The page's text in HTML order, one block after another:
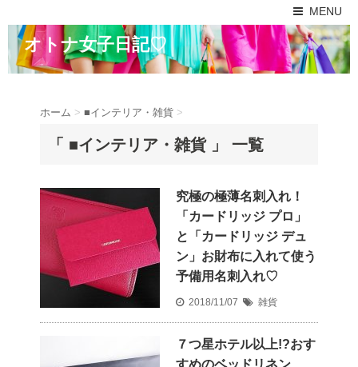
MENU
オトナ女子日記♡
ホーム > ■インテリア・雑貨 >
「 ■インテリア・雑貨 」 一覧
究極の極薄名刺入れ！
「カードリッジ プロ」
と「カードリッジ デュ
ン」お財布に入れて使う
予備用名刺入れ♡
2018/11/07 雑貨
７つ星ホテル以上!?おす
すめのベッドリネン